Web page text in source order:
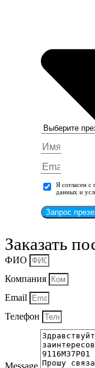
Я согласен с
данных и
Запрос
Заказать
ФИО
Компания
Email
Телефон
Message